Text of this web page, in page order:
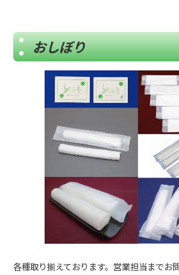
おしぼり
各種取り揃えております。営業担当までお